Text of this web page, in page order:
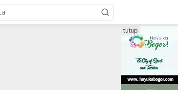
tutup